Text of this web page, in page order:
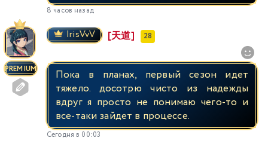
8 часов назад
PREMIUM
IrisVvV [天道] 28
Пока в планах, первый сезон идет
тяжело. досотрю чисто из надежды
вдруг я просто не понимаю чего-то и
все-таки зайдет в процессе.
Сегодня в 00:03